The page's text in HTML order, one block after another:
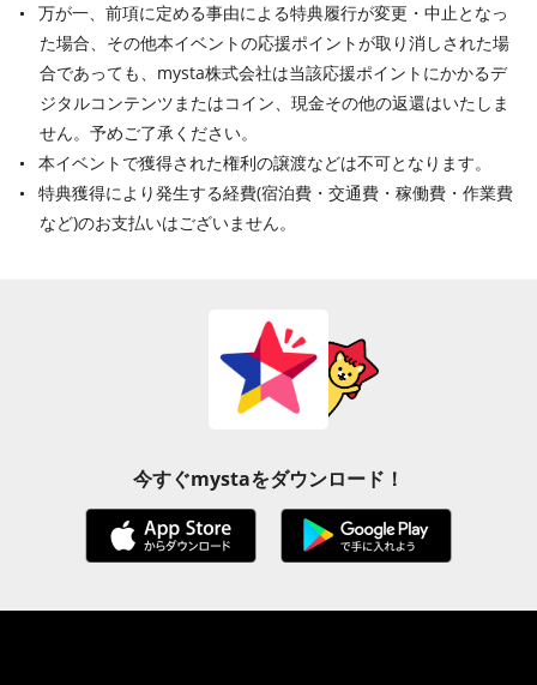
万が一、前項に定める事由による特典履行が変更・中止となっ
た場合、その他本イベントの応援ポイントが取り消しされた場
合であっても、mysta株式会社は当該応援ポイントにかかるデ
ジタルコンテンツまたはコイン、現金その他の返還はいたしま
せん。予めご了承ください。
本イベントで獲得された権利の譲渡などは不可となります。
特典獲得により発生する経費(宿泊費・交通費・稼働費・作業費
など)のお支払いはございません。
今すぐmystaをダウンロード！